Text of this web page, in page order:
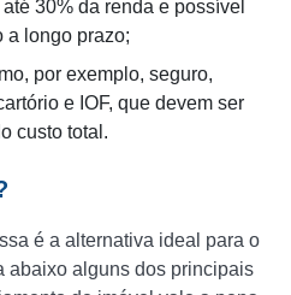
30% da renda e possível
a longo prazo;
por exemplo, seguro,
e IOF, que devem ser
custo total.
é a alternativa ideal para o
abaixo alguns dos principais